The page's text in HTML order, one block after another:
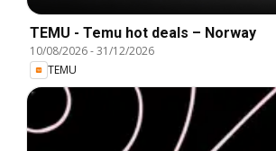
TEMU - Temu hot deals – Norway
10/08/2026-31/12/2026
TEMU